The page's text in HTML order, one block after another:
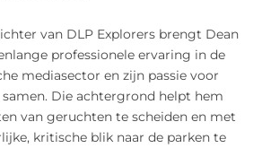
van DLP Explorers brengt Dean
professionele ervaring in de
mediasector en zijn passie voor
samen. Die achtergrond helpt hem
van geruchten te scheiden en met
kritische blik naar de parken te